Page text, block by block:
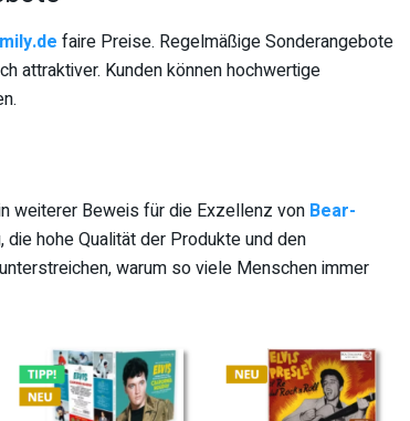
faire Preise. Regelmäßige Sonderangebote
attraktiver. Kunden können hochwertige
weiterer Beweis für die Exzellenz von Bear-
hohe Qualität der Produkte und den
warum so viele Menschen immer